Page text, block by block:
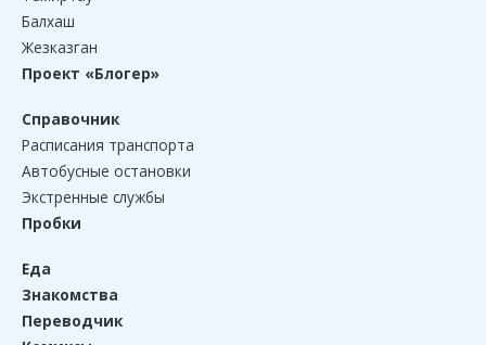
Балхаш
Жезказган
Проект «Блогер»
Справочник
Расписания транспорта
Автобусные остановки
Экстренные службы
Пробки
Еда
Знакомства
Переводчик